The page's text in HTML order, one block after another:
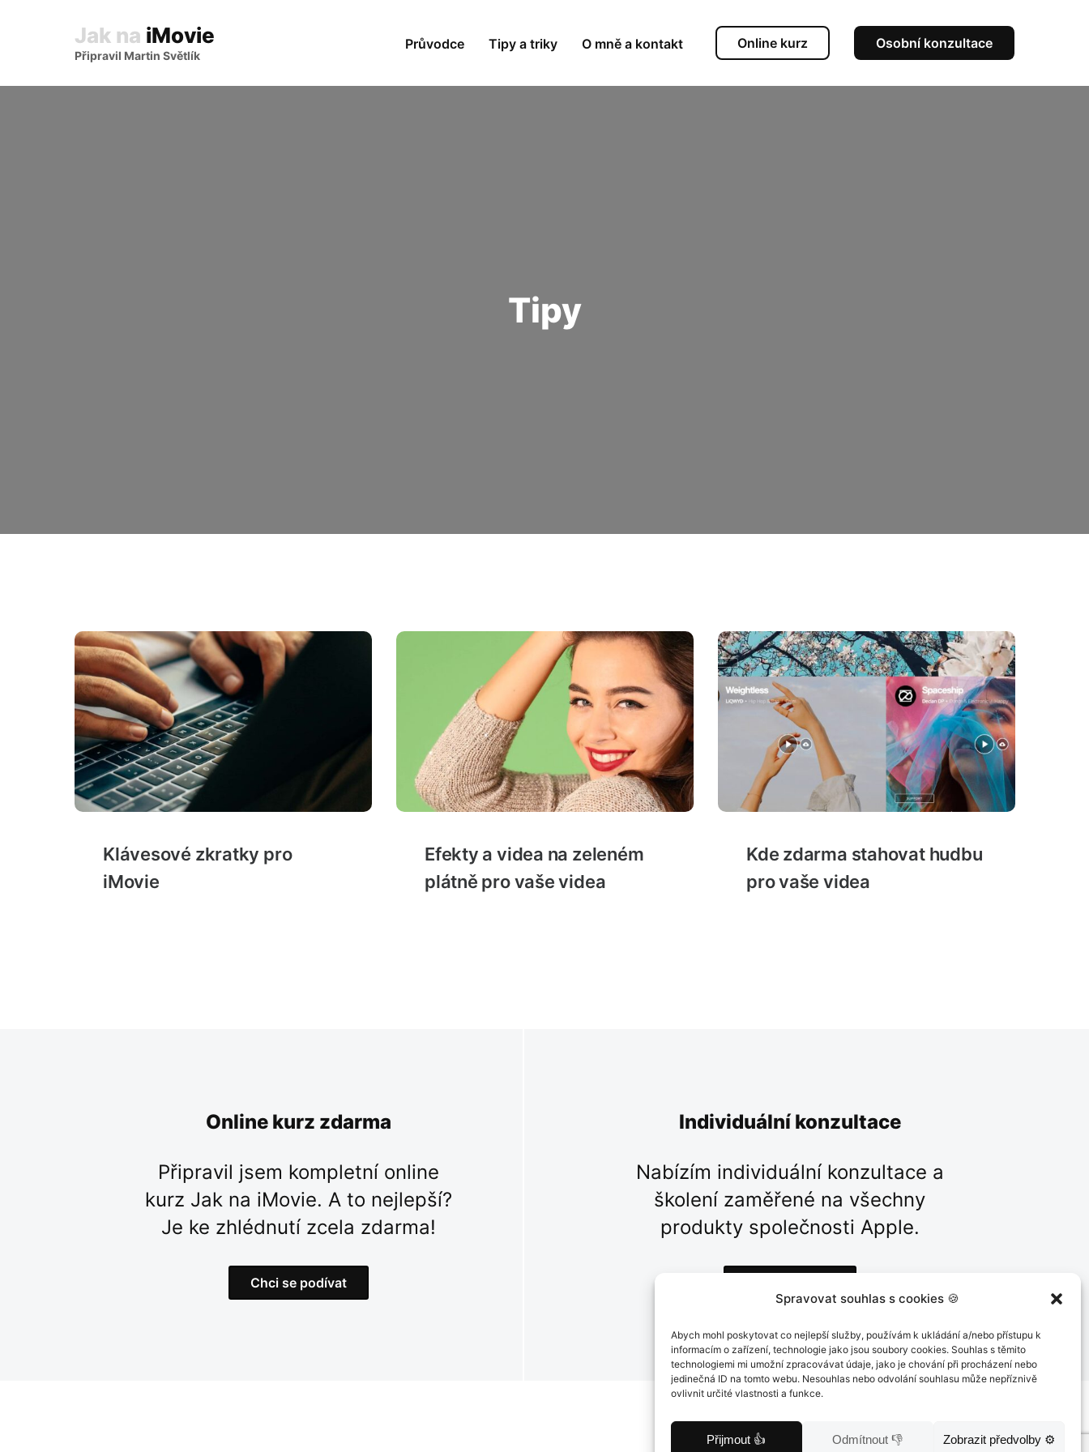
Spravovat souhlas s cookies 🍪
Abych mohl poskytovat co nejlepší služby, používám k ukládání a/nebo přístupu k
informacím o zařízení, technologie jako jsou soubory cookies. Souhlas s těmito
technologiemi mi umožní zpracovávat údaje, jako je chování při procházení nebo
jedinečná ID na tomto webu. Nesouhlas nebo odvolání souhlasu může nepříznivě
ovlivnit určité vlastnosti a funkce.
Přijmout 👍 Odmítnout 👎 Zobrazit předvolby ⚙️
Jak na iMovie
Připravil Martin Světlík
Průvodce Tipy a triky O mně a kontakt Online kurz Osobní konzultace
Tipy
Klávesové zkratky pro
iMovie
Efekty a videa na zeleném
plátně pro vaše videa
Kde zdarma stahovat hudbu
pro vaše videa
Online kurz zdarma
Připravil jsem kompletní online
kurz Jak na iMovie. A to nejlepší?
Je ke zhlédnutí zcela zdarma!
Chci se podívat
Individuální konzultace
Nabízím individuální konzultace a
školení zaměřené na všechny
produkty společnosti Apple.